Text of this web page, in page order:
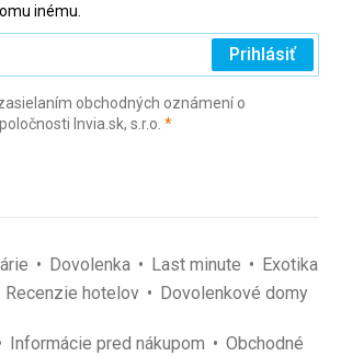
inému.
Prihlásiť
obchodných oznámení o
Invia.sk, s.r.o. *(povinné)
Dovolenka Last minute
Exotika
Recenzie hotelov Dovolenkové domy
Informácie pred nákupom
Obchodné